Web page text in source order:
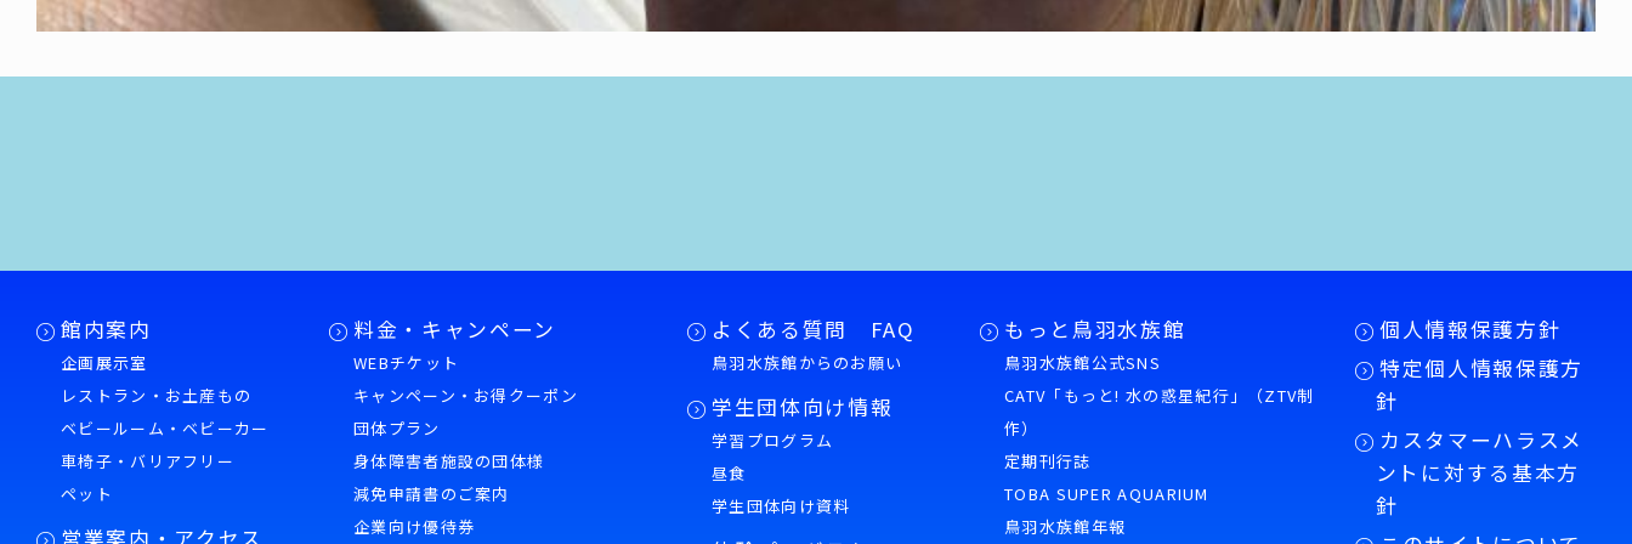
館内案内
企画展示室
レストラン・お土産もの
ベビールーム・ベビーカー
車椅子・バリアフリー
ペット
営業案内・アクセス
料金・キャンペーン
WEBチケット
キャンペーン・お得クーポン
団体プラン
身体障害者施設の団体様
減免申請書のご案内
企業向け優待券
よくある質問 FAQ
鳥羽水族館からのお願い
学生団体向け情報
学習プログラム
昼食
学生団体向け資料
もっと鳥羽水族館
鳥羽水族館公式SNS
CATV「もっと! 水の惑星紀行」（ZTV制
作）
定期刊行誌
TOBA SUPER AQUARIUM
鳥羽水族館年報
個人情報保護方針
特定個人情報保護方
針
カスタマーハラスメ
ントに対する基本方
針